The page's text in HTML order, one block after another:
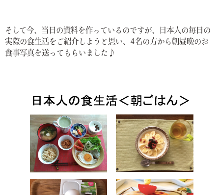
そして今、当日の資料を作っているのですが、日本人の毎日の
実際の食生活をご紹介しようと思い、4名の方から朝昼晩のお
食事写真を送ってもらいました♪